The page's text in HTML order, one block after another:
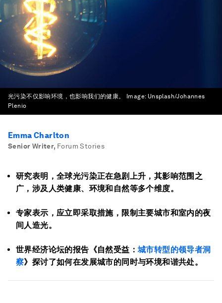
光污染不仅影响环境，也影响我们的健康。 Image: Unsplash/Johannes
Plenio
Emma Charlton
Senior Writer, Forum Stories
研究表明，全球光污染正在急剧上升，其影响范围之
广，涉及人类健康、环境和自然等多个维度。
专家表示，应立即采取措施，限制主要城市和室内的夜
间人造光。
世界经济论坛的报告《自然受益： 城市转型的领导者洞
察》探讨了如何在发展城市的同时与环境和谐共处。